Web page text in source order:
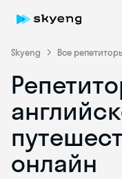
Skyeng Все
онлайн